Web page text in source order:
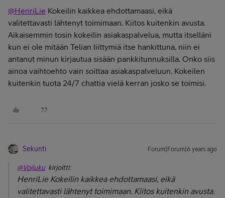
@HenriLie Kokeilin kaikkea ehdottamaasi, eikä
valitettavasti lähtenyt toimimaan. Kiitos kuitenkin avusta.
Aikaisemmin tosin kokeilin asiakaspalvelua, mutta itselläni
kun ei ole mitään Telian liittymiä itse hankittuna, niin ei
antanut minun kirjautua sisään pankkitunnuksilla. Onko siis
ainoa vaihtoehto vain soittaa asiakaspalveluun. Kokeilen
kuitenkin tuota 24/7 chattia vielä kerran josko se toimisi.
Sekunti Forum|Forum|6 years ago
@Voijukukirjoitti:
HenriLie Kokeilin kaikkea ehdottamaasi, eikä
valitettavasti lähtenyt toimimaan. Kiitos kuitenkin avusta.